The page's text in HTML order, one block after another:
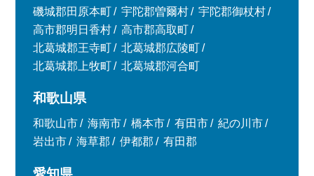
磯城郡田原本町
宇陀郡曽爾村
宇陀郡御杖村
高市郡明日香村
高市郡高取町
北葛城郡王寺町
北葛城郡広陵町
北葛城郡上牧町
北葛城郡河合町
和歌山県
和歌山市 海南市 橋本市 有田市
紀の川市
岩出市
海草郡 伊都郡 有田郡